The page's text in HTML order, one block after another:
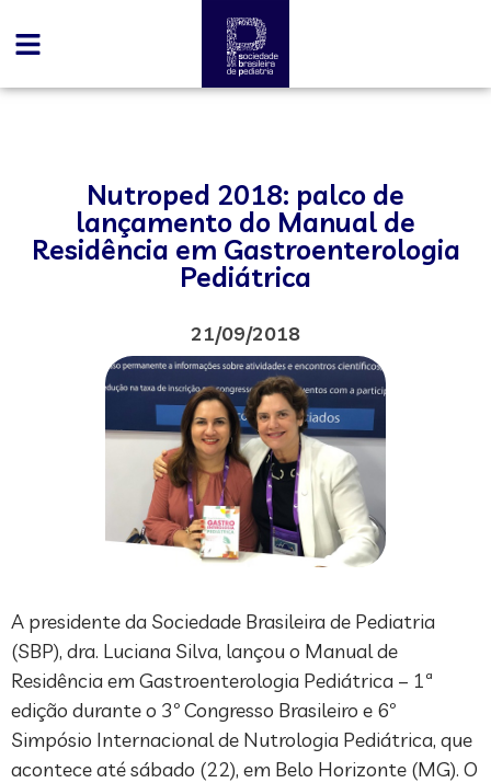
Nutroped 2018: palco de
lançamento do Manual de
Residência em Gastroenterologia
Pediátrica
21/09/2018
A presidente da Sociedade Brasileira de Pediatria
(SBP), dra. Luciana Silva, lançou o Manual de
Residência em Gastroenterologia Pediátrica – 1ª
edição durante o 3º Congresso Brasileiro e 6º
Simpósio Internacional de Nutrologia Pediátrica, que
acontece até sábado (22), em Belo Horizonte (MG). O